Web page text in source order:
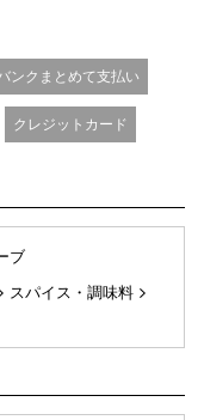
ンクまとめて支払い
クレジットカード
ブ
スパイス・調味料